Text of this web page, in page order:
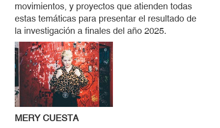
movimientos, y proyectos que atienden todas
estas temáticas para presentar el resultado de
la investigación a finales del año 2025.
MERY CUESTA